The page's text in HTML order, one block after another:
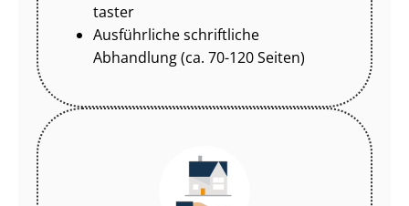
tas­ter
Ausführliche schriftliche
Abhandlung (ca. 70-120 Seiten)